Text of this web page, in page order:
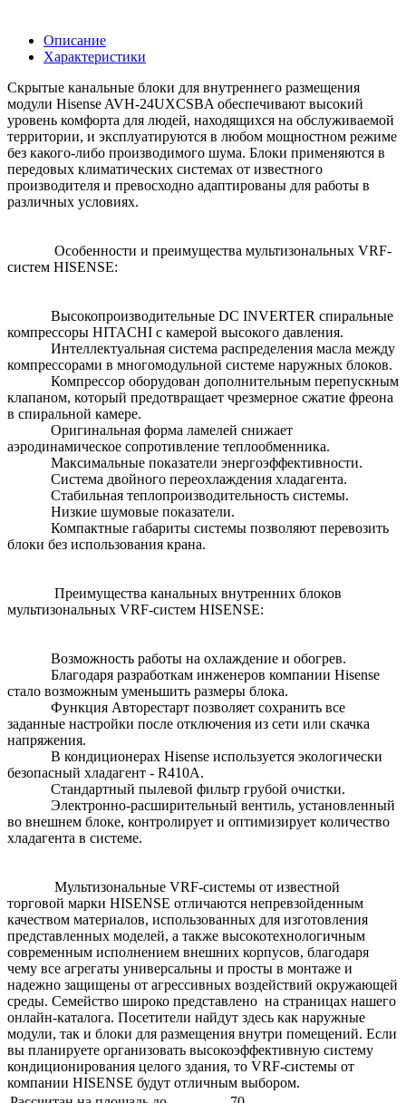
Описание
Характеристики
Скрытые канальные блоки для внутреннего размещения
модули Hisense AVH-24UXCSBA обеспечивают высокий
уровень комфорта для людей, находящихся на обслуживаемой
территории, и эксплуатируются в любом мощностном режиме
без какого-либо производимого шума. Блоки применяются в
передовых климатических системах от известного
производителя и превосходно адаптированы для работы в
различных условиях.
Особенности и преимущества мультизональных VRF-
систем HISENSE:
Высокопроизводительные DC INVERTER спиральные
компрессоры HITACHI с камерой высокого давления.
Интеллектуальная система распределения масла между
компрессорами в многомодульной системе наружных блоков.
Компрессор оборудован дополнительным перепускным
клапаном, который предотвращает чрезмерное сжатие фреона
в спиральной камере.
Оригинальная форма ламелей снижает
аэродинамическое сопротивление теплообменника.
Максимальные показатели энергоэффективности.
Система двойного переохлаждения хладагента.
Стабильная теплопроизводительность системы.
Низкие шумовые показатели.
Компактные габариты системы позволяют перевозить
блоки без использования крана.
Преимущества канальных внутренних блоков
мультизональных VRF-систем HISENSE:
Возможность работы на охлаждение и обогрев.
Благодаря разработкам инженеров компании Hisense
стало возможным уменьшить размеры блока.
Функция Авторестарт позволяет сохранить все
заданные настройки после отключения из сети или скачка
напряжения.
В кондиционерах Hisense используется экологически
безопасный хладагент - R410A.
Стандартный пылевой фильтр грубой очистки.
Электронно-расширительный вентиль, установленный
во внешнем блоке, контролирует и оптимизирует количество
хладагента в системе.
Мультизональные VRF-системы от известной
торговой марки HISENSE отличаются непревзойденным
качеством материалов, использованных для изготовления
представленных моделей, а также высокотехнологичным
современным исполнением внешних корпусов, благодаря
чему все агрегаты универсальны и просты в монтаже и
надежно защищены от агрессивных воздействий окружающей
среды. Семейство широко представлено на страницах нашего
онлайн-каталога. Посетители найдут здесь как наружные
модули, так и блоки для размещения внутри помещений. Если
вы планируете организовать высокоэффективную систему
кондиционирования целого здания, то VRF-системы от
компании HISENSE будут отличным выбором.